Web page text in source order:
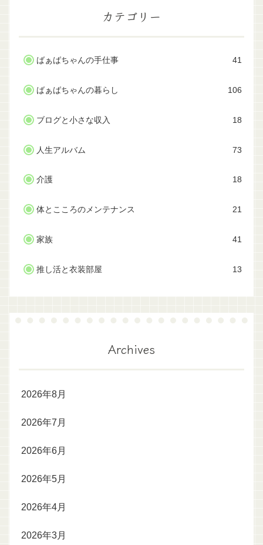
カテゴリー
ばぁばちゃんの手仕事 41
ばぁばちゃんの暮らし 106
ブログと小さな収入 18
人生アルバム 73
介護 18
体とこころのメンテナンス 21
家族 41
推し活と衣装部屋 13
Archives
2026年8月
2026年7月
2026年6月
2026年5月
2026年4月
2026年3月